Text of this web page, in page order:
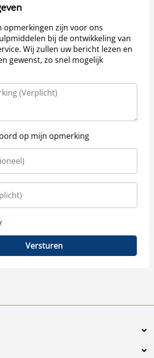
opmerkingen zijn voor ons
bij de ontwikkeling van
Wij zullen uw bericht lezen en
gewenst, zo snel mogelijk
op mijn opmerking
Versturen